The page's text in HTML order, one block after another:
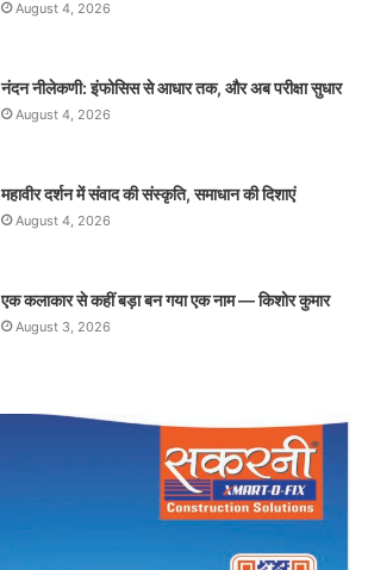
August 4, 2026
नंदन नीलेकणी: इंफोसिस से आधार तक, और अब परीक्षा सुधार
August 4, 2026
महावीर दर्शन में संवाद की संस्कृति, समाधान की दिशाएं
August 4, 2026
एक कलाकार से कहीं बड़ा बन गया एक नाम — किशोर कुमार
August 3, 2026